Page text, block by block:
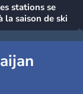
stations se
la saison de ski